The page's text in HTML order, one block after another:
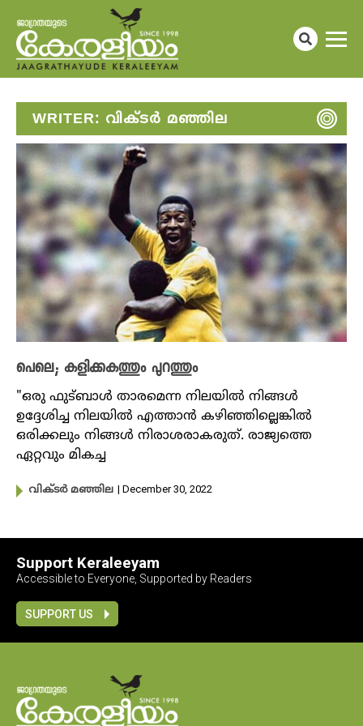
WRITER: വിക്ടർ മഞ്ഞില
പെലെ; കളിക്കകത്തും പുറത്തും
"ഒരു ഫുട്ബാൾ താരമെന്ന നിലയിൽ നിങ്ങൾ
ഉദ്ദേശിച്ച നിലയിൽ എത്താൻ കഴിഞ്ഞില്ലെങ്കിൽ
ഒരിക്കലും നിങ്ങൾ നിരാശരാകരുത്. രാജ്യത്തെ
ഏറ്റവും മികച്ച
വിക്ടർ മഞ്ഞില | December 30, 2022
Support Keraleeyam
Accessible to Everyone, Supported by Readers
SUPPORT US